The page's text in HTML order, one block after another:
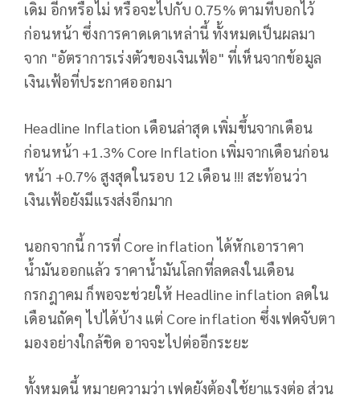
เดิม อีกหรือไม่ หรือจะไปกับ 0.75% ตามที่บอกไว้
ก่อนหน้า ซึ่งการคาดเดาเหล่านี้ ทั้งหมดเป็นผลมา
จาก "อัตราการเร่งตัวของเงินเฟ้อ" ที่เห็นจากข้อมูล
เงินเฟ้อที่ประกาศออกมา
Headline Inflation เดือนล่าสุด เพิ่มขึ้นจากเดือน
ก่อนหน้า +1.3% Core Inflation เพิ่มจากเดือนก่อน
หน้า +0.7% สูงสุดในรอบ 12 เดือน !!! สะท้อนว่า
เงินเฟ้อยังมีแรงส่งอีกมาก
นอกจากนี้ การที่ Core inflation ได้หักเอาราคา
น้ำมันออกแล้ว ราคาน้ำมันโลกที่ลดลงในเดือน
กรกฎาคม ก็พอจะช่วยให้ Headline inflation ลดใน
เดือนถัดๆ ไปได้บ้าง แต่ Core inflation ซึ่งเฟดจับตา
มองอย่างใกล้ชิด อาจจะไปต่ออีกระยะ
ทั้งหมดนี้ หมายความว่า เฟดยังต้องใช้ยาแรงต่อ ส่วน